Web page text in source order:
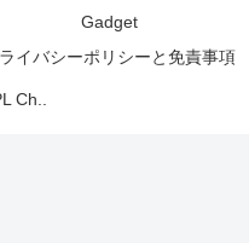
Gadget
イバシーポリシーと免責事項
Ch..